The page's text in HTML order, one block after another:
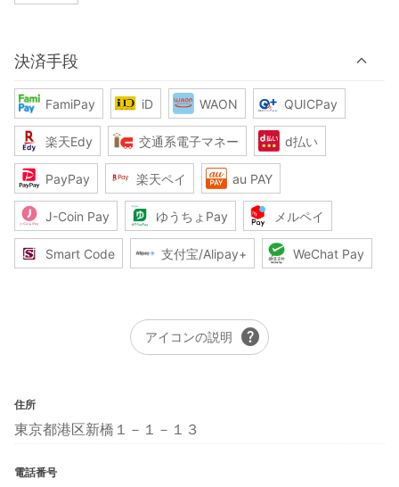
決済手段
FamiPay iD WAON QUICPay
楽天Edy 交通系電子マネー d払い
PayPay 楽天ペイ au PAY
J-Coin Pay ゆうちょPay メルペイ
Smart Code 支付宝/Alipay+ WeChat Pay
アイコンの説明 help
住所
東京都港区新橋１－１－１３
電話番号